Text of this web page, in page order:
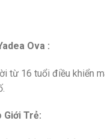
Ova :
từ 16 tuổi điều khiển
Giới Trẻ: